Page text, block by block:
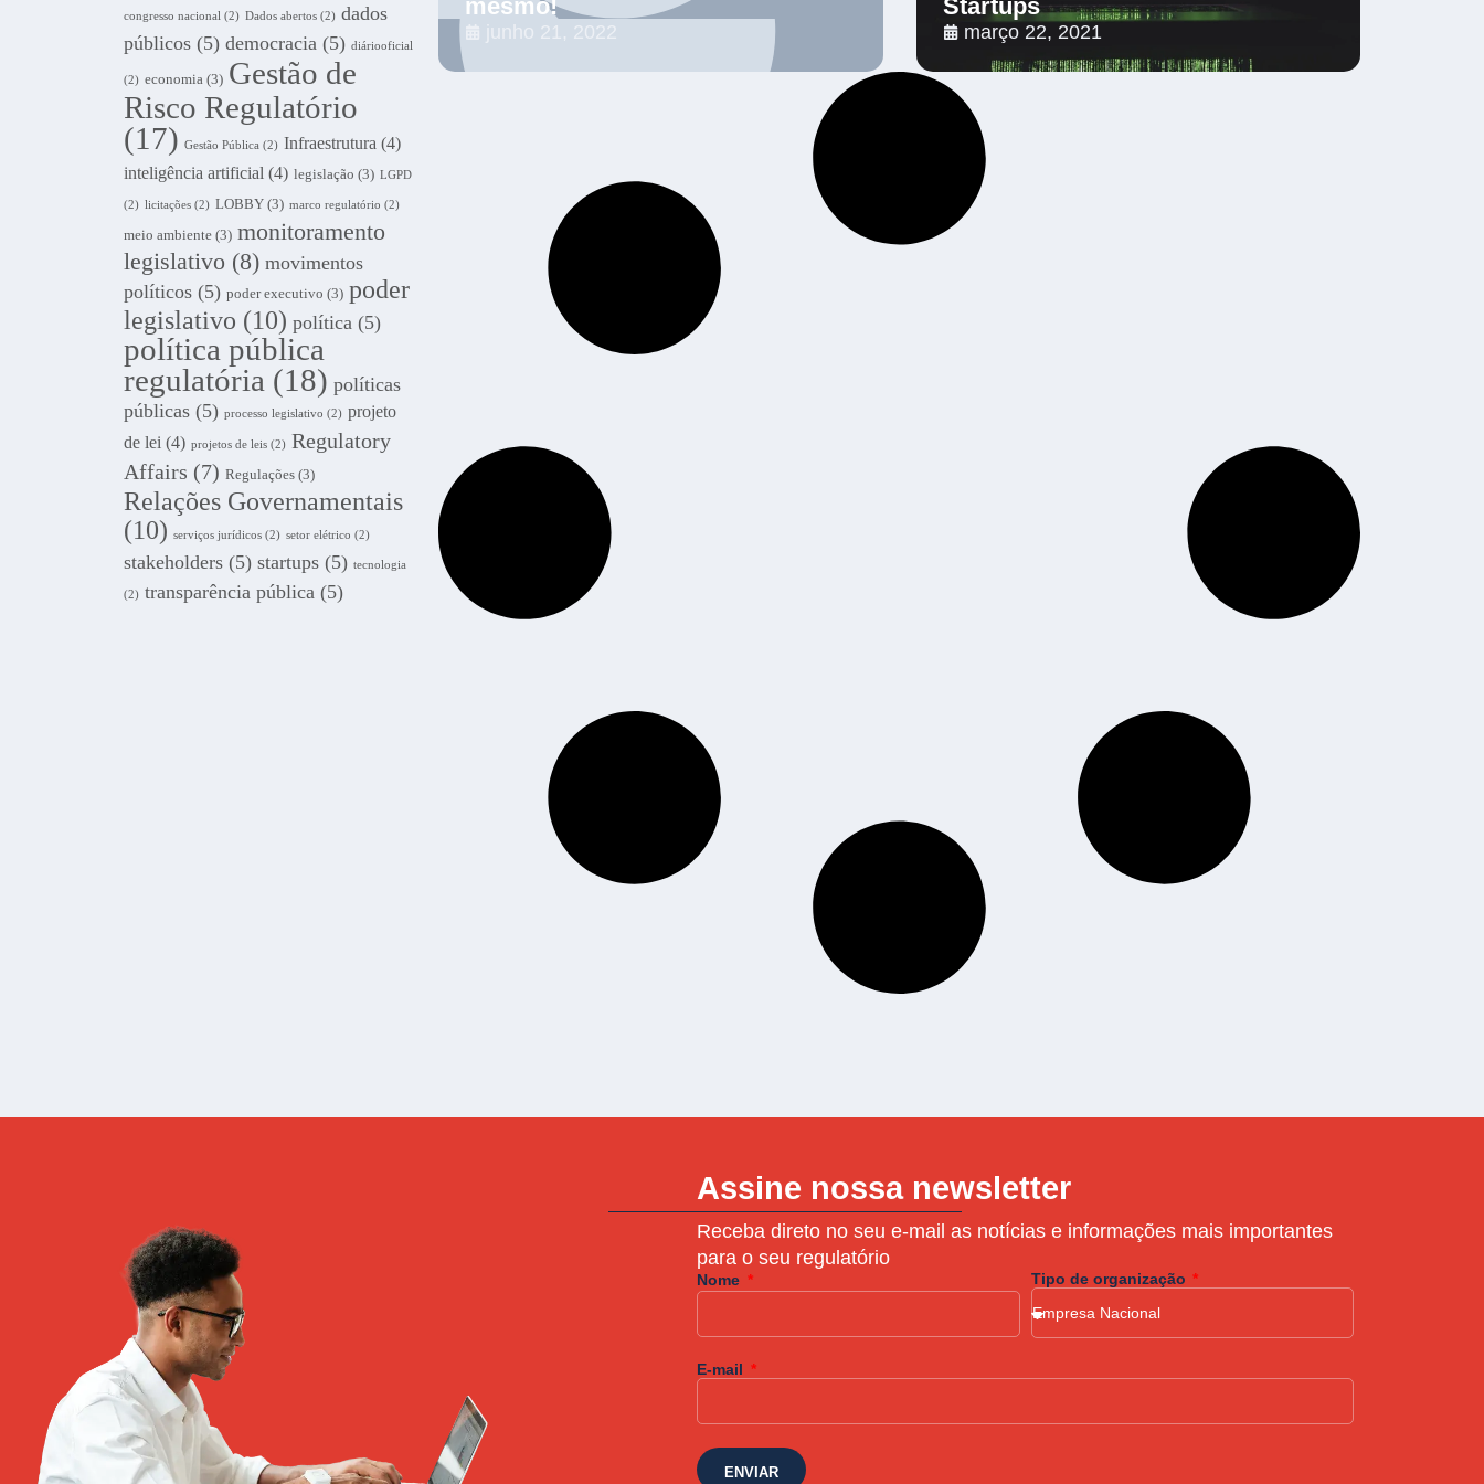
congresso nacional (2) Dados abertos (2) dados
públicos (5) democracia (5) diáriooficial
(2) economia (3) Gestão de
Risco Regulatório
(17) Gestão Pública (2) Infraestrutura (4)
inteligência artificial (4) legislação (3) LGPD
(2) licitações (2) LOBBY (3) marco regulatório (2)
meio ambiente (3) monitoramento
legislativo (8) movimentos
políticos (5) poder executivo (3) poder
legislativo (10) política (5)
política pública
regulatória (18) políticas
públicas (5) processo legislativo (2) projeto
de lei (4) projetos de leis (2) Regulatory
Affairs (7) Regulações (3)
Relações Governamentais
(10) serviços jurídicos (2) setor elétrico (2)
stakeholders (5) startups (5) tecnologia
(2) transparência pública (5)
mesmo!
junho 21, 2022
Startups
março 22, 2021
Assine nossa newsletter
Receba direto no seu e-mail as notícias e informações mais importantes
para o seu regulatório
Nome Tipo de organização
E-mail
ENVIAR